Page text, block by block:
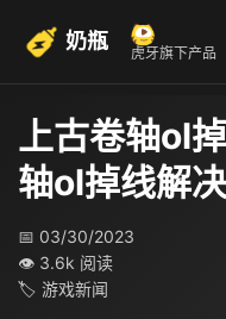
奶瓶 虎牙旗下产品
上古卷轴ol
轴ol掉线解
📅 03/30/2023
👁 3.6k 阅读
🏷 游戏新闻